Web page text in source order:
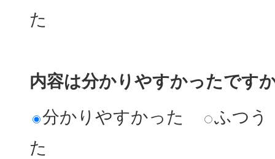
た
内容は分かりやすかったです
分かりやすかった
ふつう
た